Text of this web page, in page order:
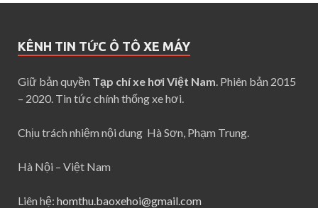
KÊNH TIN TỨC Ô TÔ XE MÁY
Giữ bản quyền Tạp chí xe hơi Việt Nam . Phiên bản 2015
– 2020. Tin tức chính thống xe hơi.
Chịu trách nhiệm nội dung Hà Sơn, Phạm Trung.
Hà Nội – Việt Nam
Liên hệ: homthu.baoxehoi@gmail.com